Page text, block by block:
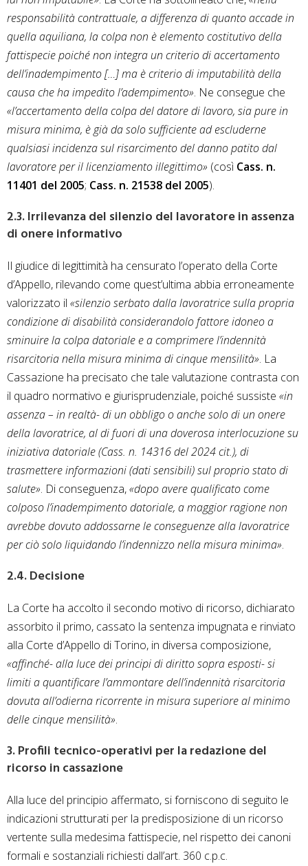
responsabilità contrattuale, a differenza di quanto accade in
quella aquiliana, la colpa non è elemento costitutivo della
fattispecie poiché non integra un criterio di accertamento
dell’inadempimento […] ma è criterio di imputabilità della
causa che ha impedito l’adempimento». Ne consegue che
«l’accertamento della colpa del datore di lavoro, sia pure in
misura minima, è già da solo sufficiente ad escluderne
qualsiasi incidenza sul risarcimento del danno patito dal
lavoratore per il licenziamento illegittimo» (così Cass. n.
11401 del 2005; Cass. n. 21538 del 2005).
2.3. Irrilevanza del silenzio del lavoratore in assenza
di onere informativo
Il giudice di legittimità ha censurato l’operato della Corte
d’Appello, rilevando come quest’ultima abbia erroneamente
valorizzato il «silenzio serbato dalla lavoratrice sulla propria
condizione di disabilità considerandolo fattore idoneo a
sminuire la colpa datoriale e a comprimere l’indennità
risarcitoria nella misura minima di cinque mensilità». La
Cassazione ha precisato che tale valutazione contrasta con
il quadro normativo e giurisprudenziale, poiché sussiste «in
assenza – in realtà- di un obbligo o anche solo di un onere
della lavoratrice, al di fuori di una doverosa interlocuzione su
iniziativa datoriale (Cass. n. 14316 del 2024 cit.), di
trasmettere informazioni (dati sensibili) sul proprio stato di
salute». Di conseguenza,«dopo avere qualificato come
colposo l’inadempimento datoriale, a maggior ragione non
avrebbe dovuto addossarne le conseguenze alla lavoratrice
per ciò solo liquidando l’indennizzo nella misura minima».
2.4. Decisione
La Corte ha accolto il secondo motivo di ricorso, dichiarato
assorbito il primo, cassato la sentenza impugnata e rinviato
alla Corte d’Appello di Torino, in diversa composizione,
«affinché- alla luce dei principi di diritto sopra esposti- si
limiti a quantificare l’ammontare dell’indennità risarcitoria
dovuta all’odierna ricorrente in misura superiore al minimo
delle cinque mensilità».
3. Profili tecnico-operativi per la redazione del
ricorso in cassazione
Alla luce del principio affermato, si forniscono di seguito le
indicazioni strutturati per la predisposizione di un ricorso
vertente sulla medesima fattispecie, nel rispetto dei canoni
formali e sostanziali richiesti dall’art. 360 c.p.c.